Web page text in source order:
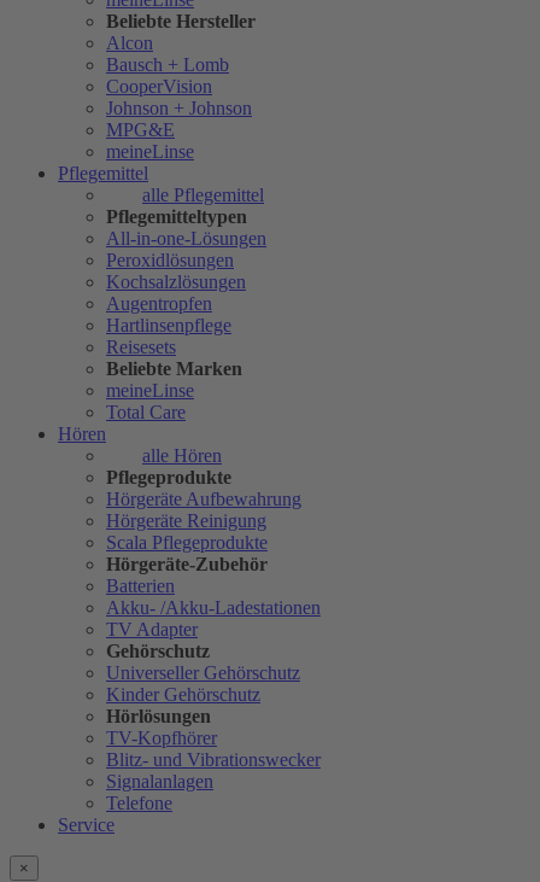
Beliebte Hersteller
Alcon
Bausch + Lomb
CooperVision
Johnson + Johnson
MPG&E
meineLinse
Pflegemittel
alle Pflegemittel
Pflegemitteltypen
All-in-one-Lösungen
Peroxidlösungen
Kochsalzlösungen
Augentropfen
Hartlinsenpflege
Reisesets
Beliebte Marken
meineLinse
Total Care
Hören
alle Hören
Pflegeprodukte
Hörgeräte Aufbewahrung
Hörgeräte Reinigung
Scala Pflegeprodukte
Hörgeräte-Zubehör
Batterien
Akku- /Akku-Ladestationen
TV Adapter
Gehörschutz
Universeller Gehörschutz
Kinder Gehörschutz
Hörlösungen
TV-Kopfhörer
Blitz- und Vibrationswecker
Signalanlagen
Telefone
Service
×